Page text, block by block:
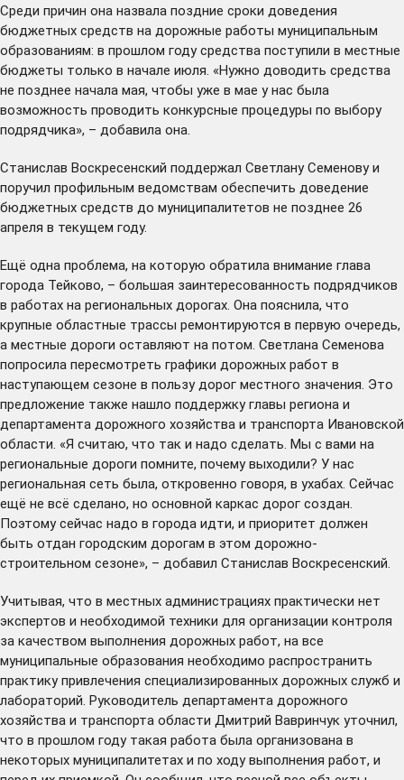
Среди причин она назвала поздние сроки доведения
бюджетных средств на дорожные работы муниципальным
образованиям: в прошлом году средства поступили в местные
бюджеты только в начале июля. «Нужно доводить средства
не позднее начала мая, чтобы уже в мае у нас была
возможность проводить конкурсные процедуры по выбору
подрядчика», – добавила она.
Станислав Воскресенский поддержал Светлану Семенову и
поручил профильным ведомствам обеспечить доведение
бюджетных средств до муниципалитетов не позднее 26
апреля в текущем году.
Ещё одна проблема, на которую обратила внимание глава
города Тейково, – большая заинтересованность подрядчиков
в работах на региональных дорогах. Она пояснила, что
крупные областные трассы ремонтируются в первую очередь,
а местные дороги оставляют на потом. Светлана Семенова
попросила пересмотреть графики дорожных работ в
наступающем сезоне в пользу дорог местного значения. Это
предложение также нашло поддержку главы региона и
департамента дорожного хозяйства и транспорта Ивановской
области. «Я считаю, что так и надо сделать. Мы с вами на
региональные дороги помните, почему выходили? У нас
региональная сеть была, откровенно говоря, в ухабах. Сейчас
ещё не всё сделано, но основной каркас дорог создан.
Поэтому сейчас надо в города идти, и приоритет должен
быть отдан городским дорогам в этом дорожно-
строительном сезоне», – добавил Станислав Воскресенский.
Учитывая, что в местных администрациях практически нет
экспертов и необходимой техники для организации контроля
за качеством выполнения дорожных работ, на все
муниципальные образования необходимо распространить
практику привлечения специализированных дорожных служб и
лабораторий. Руководитель департамента дорожного
хозяйства и транспорта области Дмитрий Вавринчук уточнил,
что в прошлом году такая работа была организована в
некоторых муниципалитетах и по ходу выполнения работ, и